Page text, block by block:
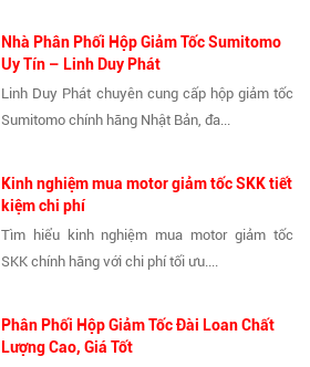
Nhà Phân Phối Hộp Giảm Tốc Sumitomo
Uy Tín – Linh Duy Phát
Linh Duy Phát chuyên cung cấp hộp giảm tốc
Sumitomo chính hãng Nhật Bản, đa...
Kinh nghiệm mua motor giảm tốc SKK tiết
kiệm chi phí
Tìm hiểu kinh nghiệm mua motor giảm tốc
SKK chính hãng với chi phí tối ưu....
Phân Phối Hộp Giảm Tốc Đài Loan Chất
Lượng Cao, Giá Tốt